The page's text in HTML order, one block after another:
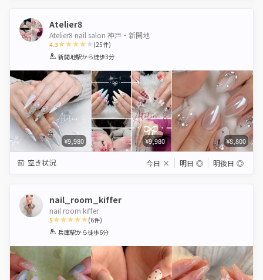
Atelier8
Atelier8 nail salon 神戸・新開地
4.3
1 2 3 4 5
(25件)
新開地駅から徒歩3分
¥9,980 ¥9,980 ¥8,800
空き状況 今日 × 明日 ◎ 明後日 ◎
nail_room_kiffer
nail room kiffer
5
1 2 3 4 5
(6件)
兵庫駅から徒歩6分